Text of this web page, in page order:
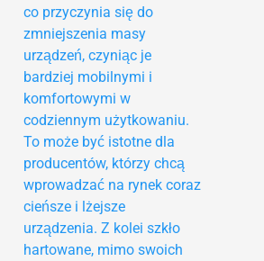
co przyczynia się do
zmniejszenia masy
urządzeń, czyniąc je
bardziej mobilnymi i
komfortowymi w
codziennym użytkowaniu.
To może być istotne dla
producentów, którzy chcą
wprowadzać na rynek coraz
cieńsze i lżejsze
urządzenia. Z kolei szkło
hartowane, mimo swoich